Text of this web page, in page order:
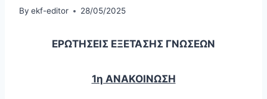
By ekf-editor 28/05/2025
ΕΡΩΤΗΣΕΙΣ ΕΞΕΤΑΣΗΣ ΓΝΩΣΕΩΝ
1η ΑΝΑΚΟΙΝΩΣΗ